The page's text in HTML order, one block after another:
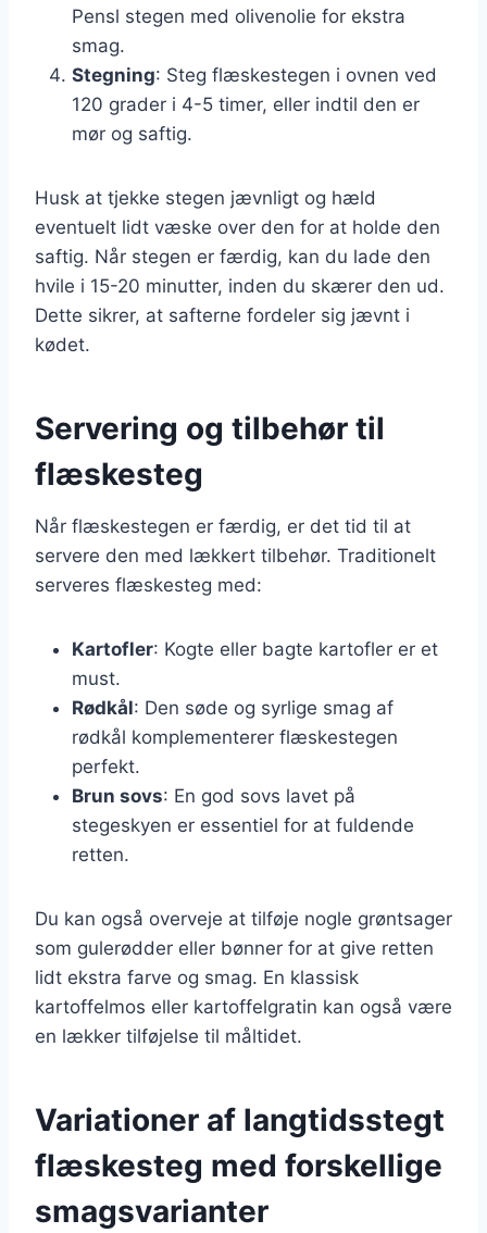
Pensl stegen med olivenolie for ekstra
smag.
Stegning: Steg flæskestegen i ovnen ved
120 grader i 4-5 timer, eller indtil den er
mør og saftig.
Husk at tjekke stegen jævnligt og hæld
eventuelt lidt væske over den for at holde den
saftig. Når stegen er færdig, kan du lade den
hvile i 15-20 minutter, inden du skærer den ud.
Dette sikrer, at safterne fordeler sig jævnt i
kødet.
Servering og tilbehør til
flæskesteg
Når flæskestegen er færdig, er det tid til at
servere den med lækkert tilbehør. Traditionelt
serveres flæskesteg med:
Kartofler: Kogte eller bagte kartofler er et
must.
Rødkål: Den søde og syrlige smag af
rødkål komplementerer flæskestegen
perfekt.
Brun sovs: En god sovs lavet på
stegeskyen er essentiel for at fuldende
retten.
Du kan også overveje at tilføje nogle grøntsager
som gulerødder eller bønner for at give retten
lidt ekstra farve og smag. En klassisk
kartoffelmos eller kartoffelgratin kan også være
en lækker tilføjelse til måltidet.
Variationer af langtidsstegt
flæskesteg med forskellige
smagsvarianter